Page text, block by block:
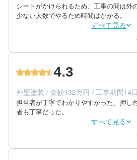
シートがかけられるため、工事の間は外
少ない人数でやるため時間はかかる。
すべて見る
担当者 4
50代/男性/一戸建て
築年数：10年
4.3
外壁塗装 / 金額132万円 / 工事期間14日
担当者が丁寧でわかりやすかった。押し
者も丁寧だった。
すべて見る
満足度 4